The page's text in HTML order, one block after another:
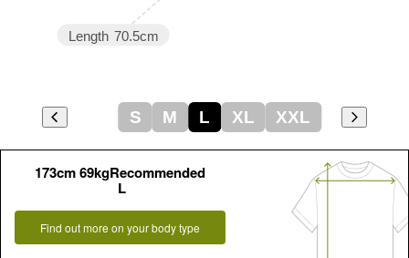
Length 70.5cm
S M L XL XXL
173cm 69kgRecommended
L
Find out more on your body type